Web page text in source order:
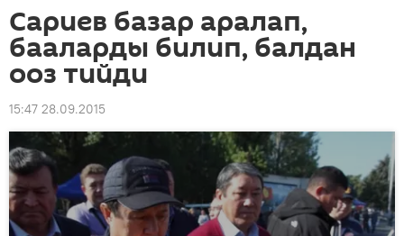
Сариев базар аралап,
бааларды билип, балдан
ооз тийди
15:47 28.09.2015